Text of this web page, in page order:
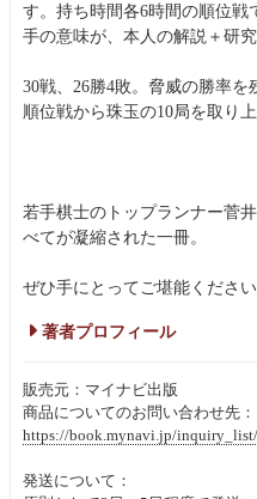
す。持ち時間各6時間の順位
手の意味が、本人の解説＋研
30戦、26勝4敗。脅威の勝率
順位戦から珠玉の10局を取り上
若手棋士のトップランナー菅
べてが凝縮された一冊。
ぜひ手にとってご堪能ください
著者プロフィール
販売元：マイナビ出版
商品についてのお問い合わせ先：
https://book.mynavi.jp/inquiry_list/
発送について：